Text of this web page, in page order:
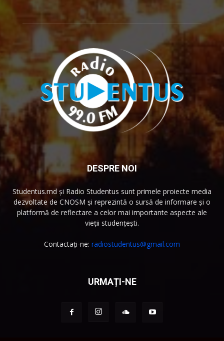
DESPRE NOI
Studentus.md și Radio Studentus sunt primele proiecte media
dezvoltate de CNOSM și reprezintă o sursă de informare și o
platformă de reflectare a celor mai importante aspecte ale
vieții studențești.
Contactați-ne: radiostudentus@gmail.com
URMAȚI-NE